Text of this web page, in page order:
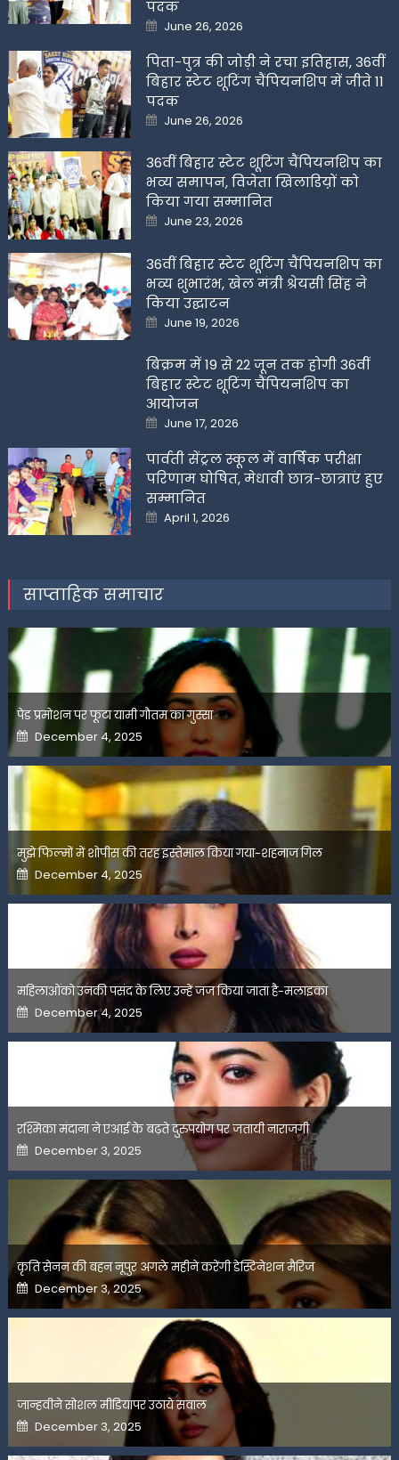
पदक
Posted
on
June 26, 2026
पिता-पुत्र की जोड़ी ने रचा इतिहास, 36वीं
बिहार स्टेट शूटिंग चैंपियनशिप में जीते 11
पदक
Posted
on
June 26, 2026
36वीं बिहार स्टेट शूटिंग चैंपियनशिप का
भव्य समापन, विजेता खिलाडिय़ों को
किया गया सम्मानित
Posted
on
June 23, 2026
36वीं बिहार स्टेट शूटिंग चैंपियनशिप का
भव्य शुभारंभ, खेल मंत्री श्रेयसी सिंह ने
किया उद्घाटन
Posted
on
June 19, 2026
बिक्रम में 19 से 22 जून तक होगी 36वीं
बिहार स्टेट शूटिंग चैंपियनशिप का
आयोजन
Posted
on
June 17, 2026
पार्वती सेंट्रल स्कूल में वार्षिक परीक्षा
परिणाम घोषित, मेधावी छात्र-छात्राएं हुए
सम्मानित
Posted
on
April 1, 2026
साप्ताहिक समाचार
पेड प्रमोशन पर फूटा यामी गौतम का गुस्सा
Posted
on
December 4, 2025
मुझे फिल्मों में शोपीस की तरह इस्तेमाल किया गया-शहनाज गिल
Posted
on
December 4, 2025
महिलाओंको उनकी पसंद के लिए उन्हें जज किया जाता है-मलाइका
Posted
on
December 4, 2025
रश्मिका मंदाना ने एआई के बढ़ते दुरुपयोग पर जतायी नाराजगी
Posted
on
December 3, 2025
कृति सेनन की बहन नूपुर अगले महीने करेंगी डेस्टिनेशन मैरिज
Posted
on
December 3, 2025
जान्हवीने सोशल मीडियापर उठाये सवाल
Posted
on
December 3, 2025